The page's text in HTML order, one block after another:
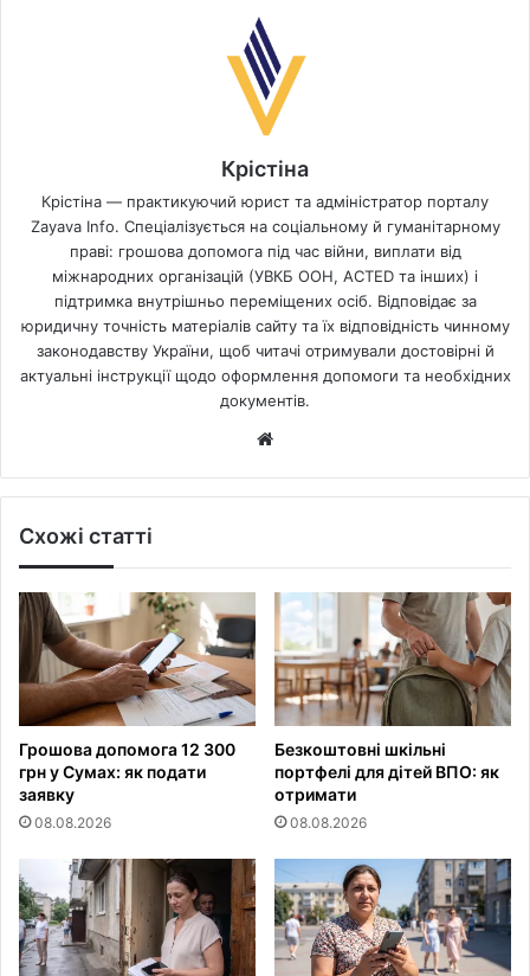
Крістіна
Крістіна — практикуючий юрист та адміністратор порталу
Zayava Info. Спеціалізується на соціальному й гуманітарному
праві: грошова допомога під час війни, виплати від
міжнародних організацій (УВКБ ООН, ACTED та інших) і
підтримка внутрішньо переміщених осіб. Відповідає за
юридичну точність матеріалів сайту та їх відповідність чинному
законодавству України, щоб читачі отримували достовірні й
актуальні інструкції щодо оформлення допомоги та необхідних
документів.
Схожі статті
Грошова допомога 12 300
грн у Сумах: як подати
заявку
08.08.2026
Безкоштовні шкільні
портфелі для дітей ВПО: як
отримати
08.08.2026